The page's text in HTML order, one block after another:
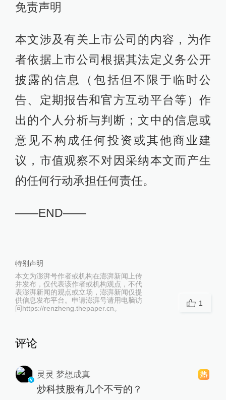
免责声明
本文涉及有关上市公司的内容，为作
者依据上市公司根据其法定义务公开
披露的信息（包括但不限于临时公
告、定期报告和官方互动平台等）作
出的个人分析与判断；文中的信息或
意见不构成任何投资或其他商业建
议，市值观察不对因采纳本文而产生
的任何行动承担任何责任。
——END——
特别声明
本文为澎湃号作者或机构在澎湃新闻上传
并发布，仅代表该作者或机构观点，不代
表澎湃新闻的观点或立场，澎湃新闻仅提
供信息发布平台。申请澎湃号请用电脑访
问https://renzheng.thepaper.cn。
1
评论
灵灵 梦想成真
炒科技股有几个不亏的？